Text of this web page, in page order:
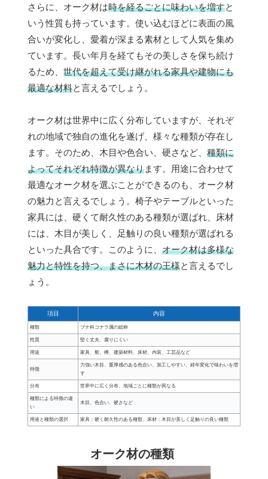
さらに、オーク材は時を経るごとに味わいを増すと
いう性質も持っています。使い込むほどに表面の風
合いが変化し、愛着が深まる素材として人気を集め
ています。長い年月を経てもその美しさを保ち続け
るため、 世代を超えて受け継がれる家具や建物にも
最適な材料と言えるでしょう。
オーク材は世界中に広く分布していますが、それぞ
れの地域で独自の進化を遂げ、様々な種類が存在し
ます。そのため、木目や色合い、硬さなど、 種類に
よってそれぞれ特徴が異なります。用途に合わせて
最適なオーク材を選ぶことができるのも、オーク材
の魅力と言えるでしょう。椅子やテーブルといった
家具には、硬くて耐久性のある種類が選ばれ、床材
には、木目が美しく、足触りの良い種類が選ばれる
といった具合です。このように、 オーク材は多様な
魅力と特性を持つ、まさに木材の王様と言えるでし
ょう。
項目 内容
種類 ブナ科コナラ属の総称
性質 堅く丈夫、腐りにくい
用途 家具、船、樽、建築材料、床材、内装、工芸品など
特徴
力強い木目、重厚感のある色合い、加工しやすい、経年変化で味わいを増
す
分布 世界中に広く分布、地域ごとに種類が異なる
種類による特徴の違
い
木目、色合い、硬さなど
用途と種類の選択 家具：硬く耐久性のある種類、床材：木目が美しく足触りの良い種類
オーク材の種類